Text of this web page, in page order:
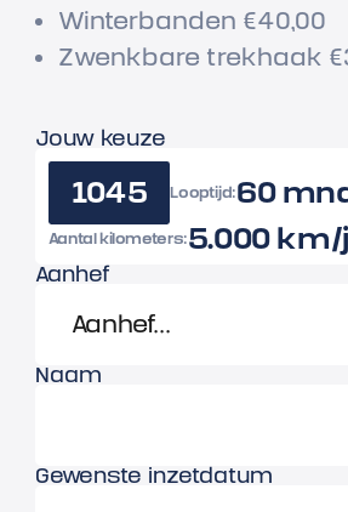
Winterbanden €40,00
Zwenkbare trekhaak
Jouw keuze
1045 Looptijd:60
Aantal kilometers:5.000
Aanhef
Naam
Gewenste inzetdatum